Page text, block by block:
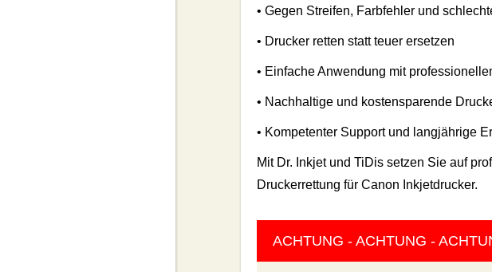
• Gegen Streifen, Farbfehler und
• Drucker retten statt teuer ersetzen
• Einfache Anwendung mit
• Nachhaltige und kostensparende
• Kompetenter Support und langjährige
Mit Dr. Inkjet und TiDis setzen Sie auf
Druckerrettung für Canon Inkjetdrucker.
ACHTUNG - ACHTUNG -